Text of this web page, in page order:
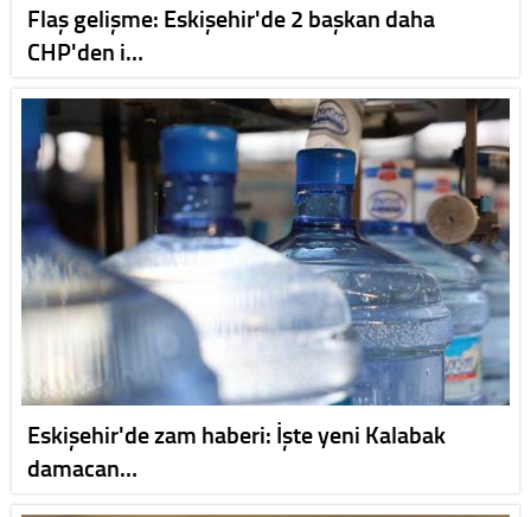
Flaş gelişme: Eskişehir'de 2 başkan daha
CHP'den i…
Eskişehir'de zam haberi: İşte yeni Kalabak
damacan…